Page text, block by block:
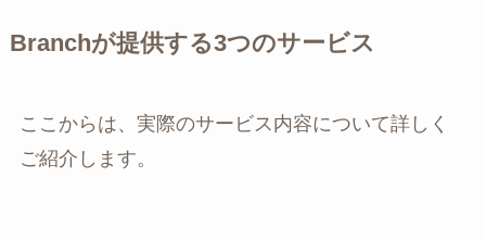
Branchが提供する3つのサービス
ここからは、実際のサービス内容について詳しく
ご紹介します。